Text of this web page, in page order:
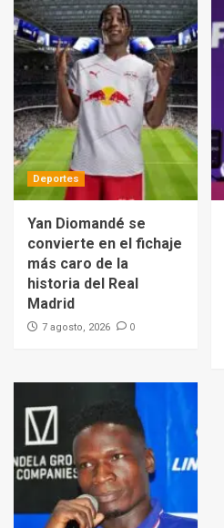
Deportes
Yan Diomandé se
convierte en el fichaje
más caro de la
historia del Real
Madrid
7 agosto, 2026 0